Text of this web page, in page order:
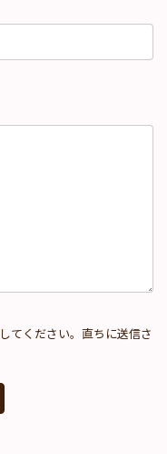
てください。直ちに送信さ